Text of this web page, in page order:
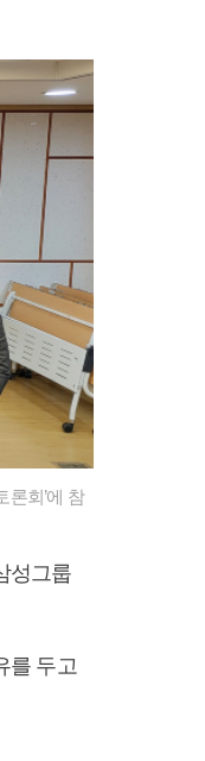
회’에 참
성그룹
를 두고